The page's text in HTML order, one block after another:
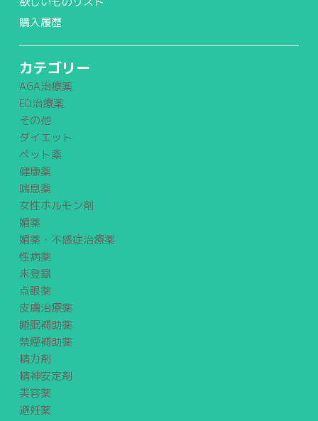
購入履歴
カテゴリー
AGA治療薬
ED治療薬
その他
ダイエット
ペット薬
健康薬
喘息薬
女性ホルモン剤
媚薬
媚薬・不感症治療薬
性病薬
未登録
点眼薬
皮膚治療薬
睡眠補助薬
禁煙補助薬
精力剤
精神安定剤
美容薬
避妊薬